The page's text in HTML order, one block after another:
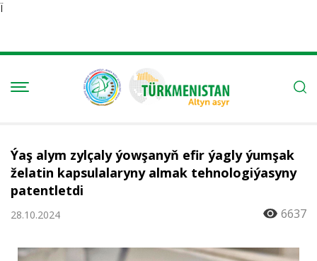
Ï
Ýaş alym zylçaly ýowşanyň efir ýagly ýumşak
želatin kapsulalaryny almak tehnologiýasyny
patentletdi
28.10.2024 6637